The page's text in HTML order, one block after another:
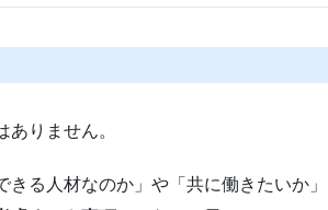
りません。
る人材なのか」や「共に働きたいか」